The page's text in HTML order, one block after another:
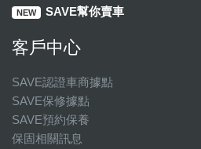
NEW SAVE幫你賣車
客戶中心
SAVE認證車商據點
SAVE保修據點
SAVE預約保養
保固相關訊息